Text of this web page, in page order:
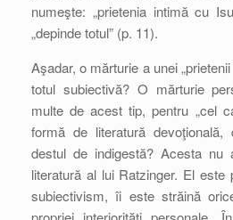
numeşte: „prietenia intimă cu
„depinde totul” (p. 11).
Aşadar, o mărturie a unei
totul subiectivă? O mărturie
multe de acest tip, pentru „cel
formă de literatură
destul de indigestă? Acesta
literatură al lui Ratzinger. El
subiectivism, îi este străină